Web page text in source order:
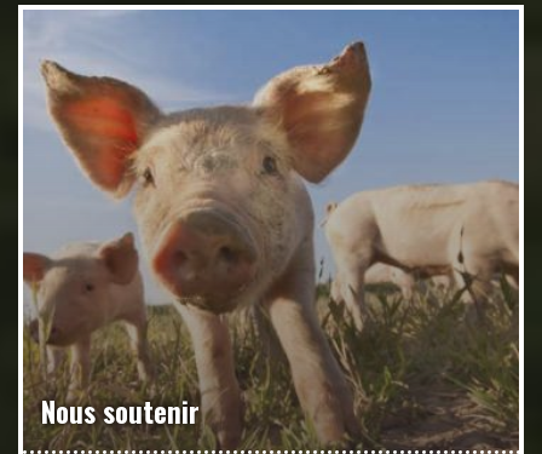
Nous soutenir